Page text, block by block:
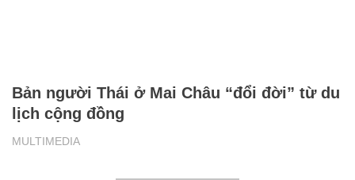
MULTIMEDIA
Bản người Thái ở Mai Châu “đổi đời” từ du
lịch cộng đồng